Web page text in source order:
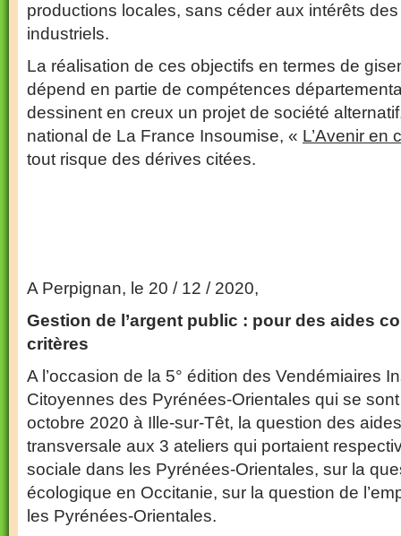
productions locales, sans céder aux intérêts
industriels.
La réalisation de ces objectifs en termes de
dépend en partie de compétences
dessinent en creux un projet de société
national de La France Insoumise, « L’Avenir en
tout risque des dérives citées.
A Perpignan, le 20 / 12 / 2020,
Gestion de l’argent public : pour des aides
critères
A l’occasion de la 5° édition des Vendémiaires
Citoyennes des Pyrénées-Orientales qui se
octobre 2020 à Ille-sur-Têt, la question des
transversale aux 3 ateliers qui portaient
sociale dans les Pyrénées-Orientales, sur la
écologique en Occitanie, sur la question de
les Pyrénées-Orientales.